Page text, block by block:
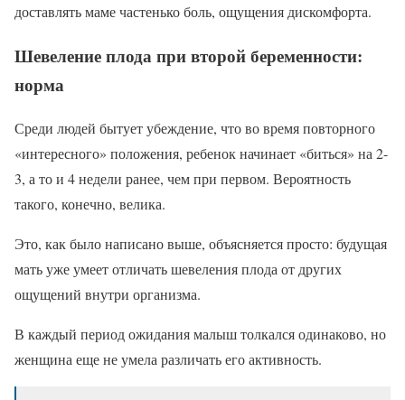
доставлять маме частенько боль, ощущения дискомфорта.
Шевеление плода при второй беременности:
норма
Среди людей бытует убеждение, что во время повторного
«интересного» положения, ребенок начинает «биться» на 2-
3, а то и 4 недели ранее, чем при первом. Вероятность
такого, конечно, велика.
Это, как было написано выше, объясняется просто: будущая
мать уже умеет отличать шевеления плода от других
ощущений внутри организма.
В каждый период ожидания малыш толкался одинаково, но
женщина еще не умела различать его активность.